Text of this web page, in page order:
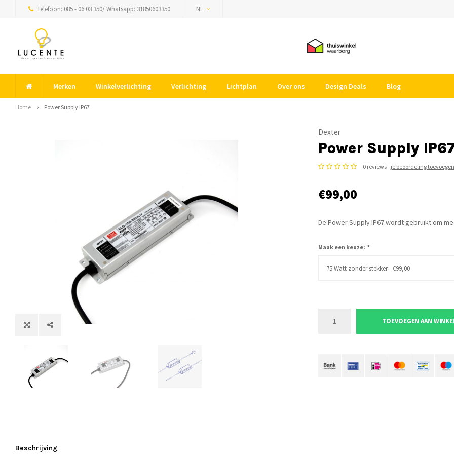
Telefoon: 085 - 06 03 350/ Whatsapp: 31850603350 NL
Merken Winkelverlichting Verlichting Lichtplan Over ons Design Deals Blog
Home Power Supply IP67
Dexter
Power Supply
0 reviews - je beoordeling toevoegen
€99,00
De Power Supply IP67 wordt gebruikt om
Maak een keuze: *
75 Watt zonder stekker - €99,00
TOEVOEGEN AAN
Beschrijving